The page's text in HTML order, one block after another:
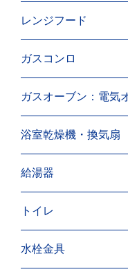
レンジフード
ガスコンロ
ガスオーブン：電気
浴室乾燥機・換気扇
給湯器
トイレ
水栓金具